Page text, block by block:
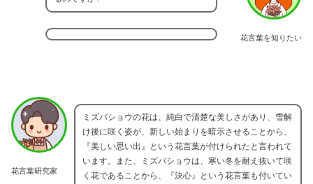
花言葉を知りたい
花言葉研究家
ミズバショウの花は、純白で清楚な美しさがあり、雪解
け後に咲く姿が、新しい始まりを暗示させることから、
『美しい思い出』という花言葉が付けられたと言われて
います。また、ミズバショウは、寒い冬を耐え抜いて咲
く花であることから、『決心』という花言葉も付いてい